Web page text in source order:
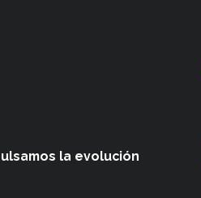
la evolución